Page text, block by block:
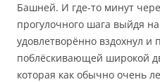
Башней. И где-то минут
прогулочного шага выйдя
удовлетворённо вздохнул и
поблёскивающей широкой
которая как обычно очень